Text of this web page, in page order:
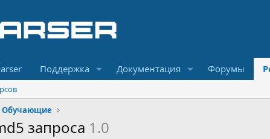
Поддержка Документация Форумы
Обучающие
запроса 1.0